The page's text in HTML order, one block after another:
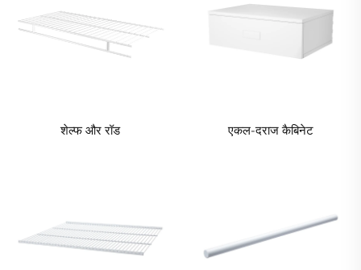
शेल्फ और रॉड एकल-दराज कैबिनेट